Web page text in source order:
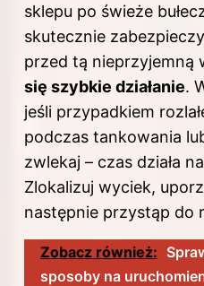
sklepu po świeże
skutecznie
przed tą nieprzyjemną
się szybkie działanie.
jeśli przypadkiem
podczas tankowania
zwlekaj – czas działa
Zlokalizuj wyciek,
następnie przystąp do
Zobacz również:
sposoby na